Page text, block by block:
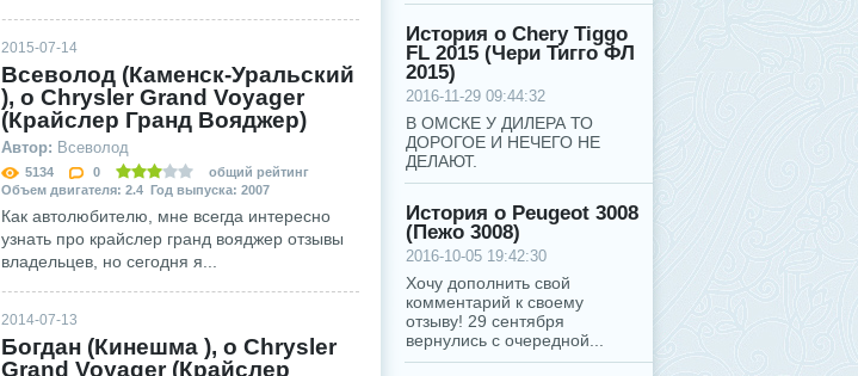
2015-07-14
Всеволод (Каменск-Уральский
), о Сhrysler Grand Voyager
(Крайслер Гранд Вояджер)
Автор: Всеволод
5134 0
общий рейтинг
Объем двигателя: 2.4 Год выпуска: 2007
Как автолюбителю, мне всегда интересно
узнать про крайслер гранд вояджер отзывы
владельцев, но сегодня я...
2014-07-13
Богдан (Кинешма ), о Сhrysler
Grand Voyager (Крайслер
История о Chery Tiggo
FL 2015 (Чери Тигго ФЛ
2015)
2016-11-29 09:44:32
В ОМСКЕ У ДИЛЕРА ТО
ДОРОГОЕ И НЕЧЕГО НЕ
ДЕЛАЮТ.
История о Peugeot 3008
(Пежо 3008)
2016-10-05 19:42:30
Хочу дополнить свой
комментарий к своему
отзыву! 29 сентября
вернулись с очередной...